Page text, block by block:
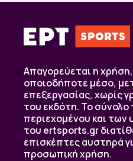
Απαγορεύεται η
οποιοδήποτε μέσο,
επεξεργασίας, χωρίς
του εκδότη. Το σύνολο
περιεχομένου και των
του ertsports.gr
επισκέπτες αυστηρά
προσωπική χρήση.